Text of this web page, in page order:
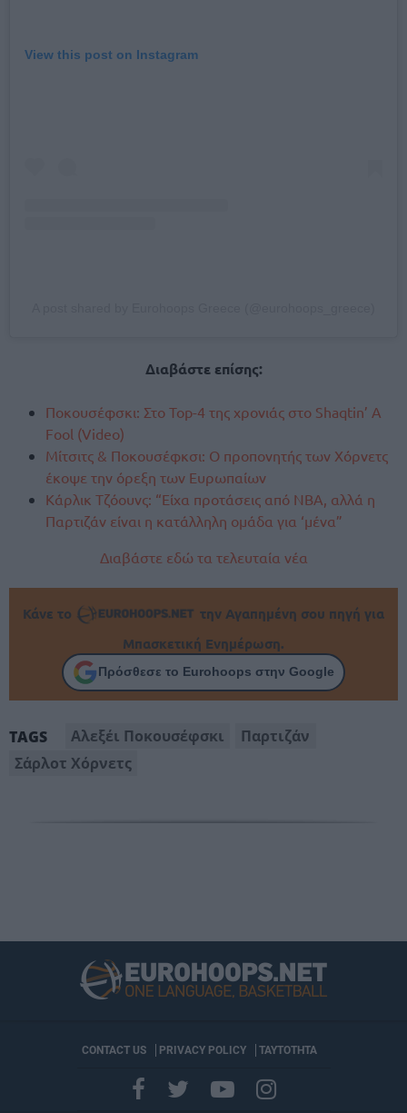
View this post on Instagram
Διαβάστε επίσης:
Ποκουσέφσκι: Στο Top-4 της χρονιάς στο Shaqtin’ A
Fool (Video)
Μίτσιτς & Ποκουσέφκσι: Ο προπονητής των Χόρνετς
έκοψε την όρεξη των Ευρωπαίων
Κάρλικ Τζόουνς: “Είχα προτάσεις από ΝΒΑ, αλλά η
Παρτιζάν είναι η κατάλληλη ομάδα για ‘μένα”
Διαβάστε εδώ τα τελευταία νέα
Κάνε το
την Αγαπημένη σου πηγή για
Μπασκετική Ενημέρωση.
Πρόσθεσε το Eurohoops στην Google
TAGS Αλεξέι Ποκουσέφσκι
Παρτιζάν
Σάρλοτ Χόρνετς
CONTACT US PRIVACY POLICY ΤΑΥΤΟΤΗΤΑ